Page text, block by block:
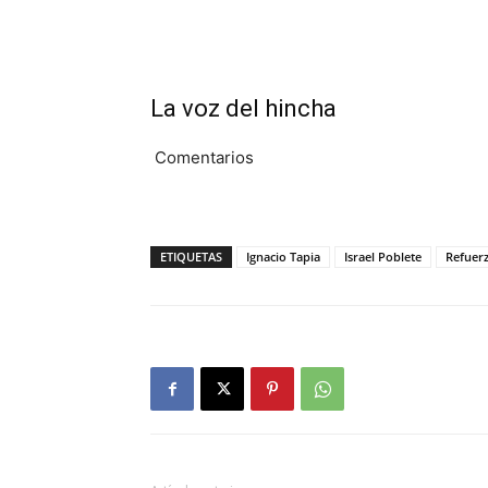
La voz del hincha
Comentarios
ETIQUETAS Ignacio Tapia Israel Poblete